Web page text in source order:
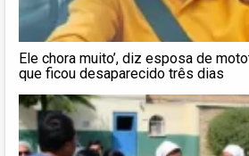
Ele chora muito’, diz esposa de
que ficou desaparecido três dias